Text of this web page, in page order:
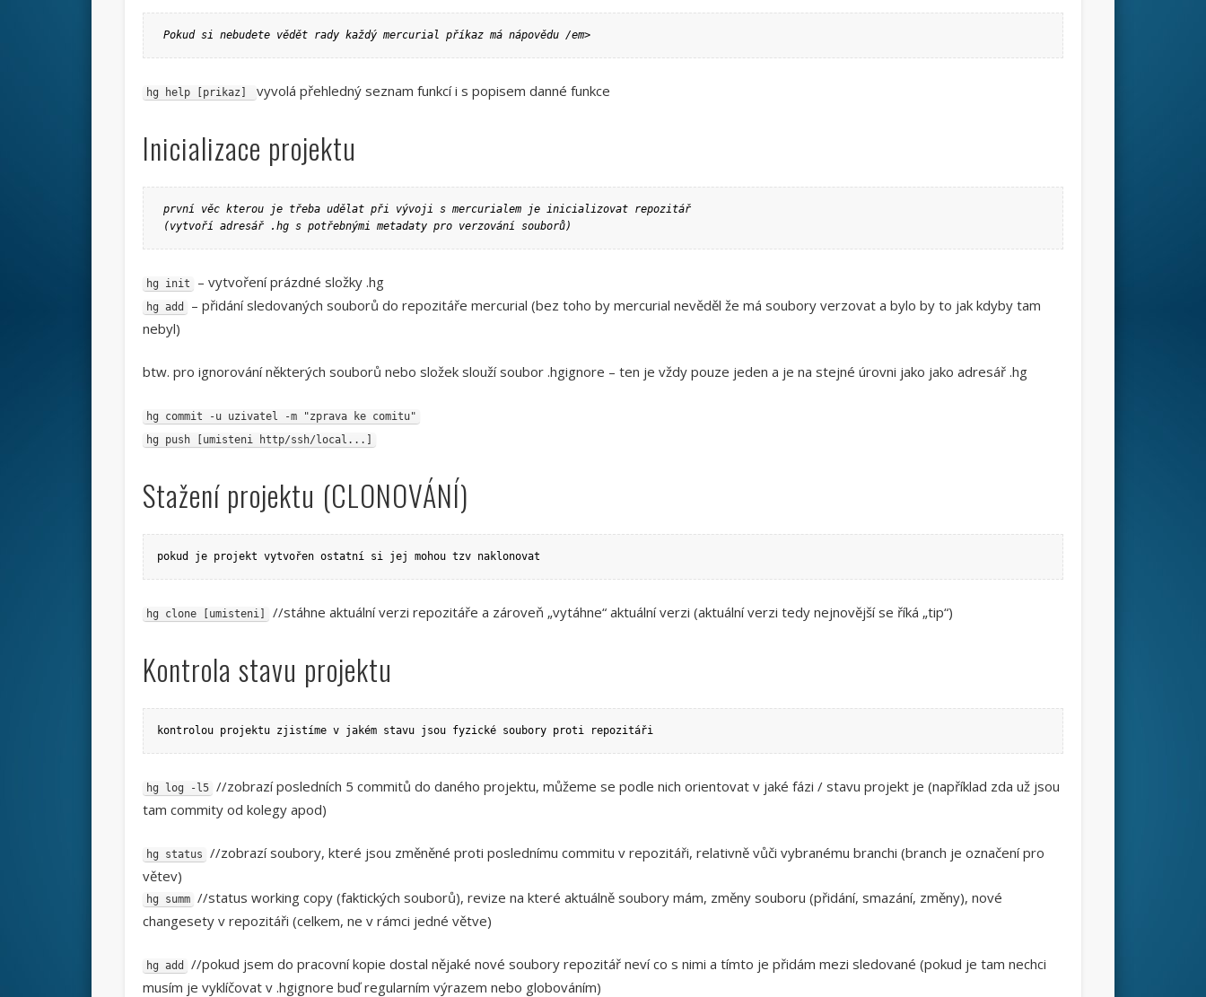
Pokud si nebudete vědět rady každý mercurial příkaz má nápovědu /em>
hg help [prikaz] vyvolá přehledný seznam funkcí i s popisem danné funkce
Inicializace projektu
první věc kterou je třeba udělat při vývoji s mercurialem je inicializovat repozitář
(vytvoří adresář .hg s potřebnými metadaty pro verzování souborů)
hg init – vytvoření prázdné složky .hg
hg add
– přidání sledovaných souborů do repozitáře mercurial (bez toho by mercurial nevěděl že má soubory verzovat a bylo by to jak kdyby tam
nebyl)
btw. pro ignorování některých souborů nebo složek slouží soubor .hgignore – ten je vždy pouze jeden a je na stejné úrovni jako jako adresář .hg
hg commit -u uzivatel -m "zprava ke comitu"
hg push [umisteni http/ssh/local...]
Stažení projektu (CLONOVÁNÍ)
pokud je projekt vytvořen ostatní si jej mohou tzv naklonovat
hg clone [umisteni] //stáhne aktuální verzi repozitáře a zároveň „vytáhne“ aktuální verzi (aktuální verzi tedy nejnovější se říká „tip“)
Kontrola stavu projektu
kontrolou projektu zjistíme v jakém stavu jsou fyzické soubory proti repozitáři
hg log -l5 //zobrazí posledních 5 commitů do daného projektu, můžeme se podle nich orientovat v jaké fázi / stavu projekt je (například zda už jsou
tam commity od kolegy apod)
hg status
//zobrazí soubory, které jsou změněné proti poslednímu commitu v repozitáři, relativně vůči vybranému branchi (branch je označení pro
větev)
hg summ //status working copy (faktických souborů), revize na které aktuálně soubory mám, změny souboru (přidání, smazání, změny), nové
changesety v repozitáři (celkem, ne v rámci jedné větve)
hg add
//pokud jsem do pracovní kopie dostal nějaké nové soubory repozitář neví co s nimi a tímto je přidám mezi sledované (pokud je tam nechci
musím je vyklíčovat v .hgignore buď regularním výrazem nebo globováním)